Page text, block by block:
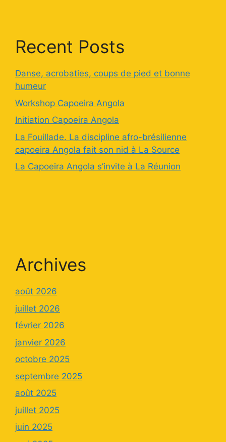
Recent Posts
Danse, acrobaties, coups de pied et bonne
humeur
Workshop Capoeira Angola
Initiation Capoeira Angola
La Fouillade. La discipline afro-brésilienne
capoeira Angola fait son nid à La Source
La Capoeira Angola s’invite à La Réunion
Archives
août 2026
juillet 2026
février 2026
janvier 2026
octobre 2025
septembre 2025
août 2025
juillet 2025
juin 2025